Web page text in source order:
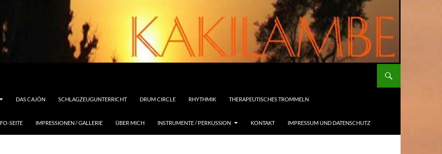
DAS CAJÓN SCHLAGZEUGUNTERRICHT DRUM CIRCLE RHYTHMIK THERAPEUTISCHES TROMMELN
SEITE IMPRESSIONEN / GALLERIE ÜBER MICH INSTRUMENTE / PERKUSSION KONTAKT IMPRESSUM UND DATENSCHUTZ